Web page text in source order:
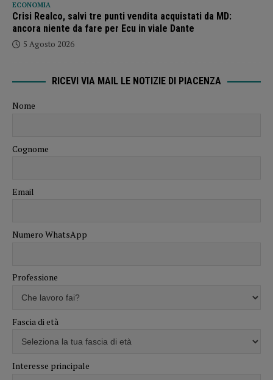
ECONOMIA
Crisi Realco, salvi tre punti vendita acquistati da MD:
ancora niente da fare per Ecu in viale Dante
5 Agosto 2026
RICEVI VIA MAIL LE NOTIZIE DI PIACENZA
Nome
Cognome
Email
Numero WhatsApp
Professione
Fascia di età
Interesse principale